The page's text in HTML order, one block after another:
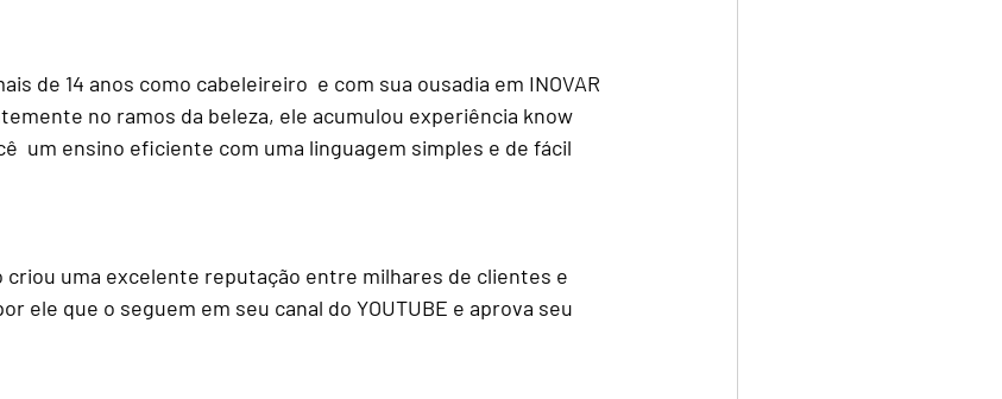
no ramos da beleza, ele acumulou experiência know
um ensino eficiente com uma linguagem simples e de fácil
criou uma excelente reputação entre milhares de clientes e
ele que o seguem em seu canal do YOUTUBE e aprova seu